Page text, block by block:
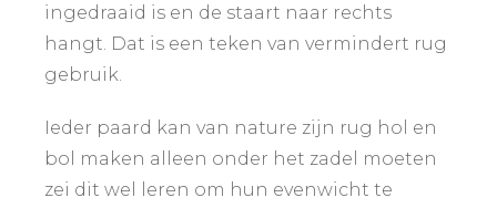
ingedraaid is en de staart naar rechts
hangt. Dat is een teken van vermindert rug
gebruik.
Ieder paard kan van nature zijn rug hol en
bol maken alleen onder het zadel moeten
zei dit wel leren om hun evenwicht te